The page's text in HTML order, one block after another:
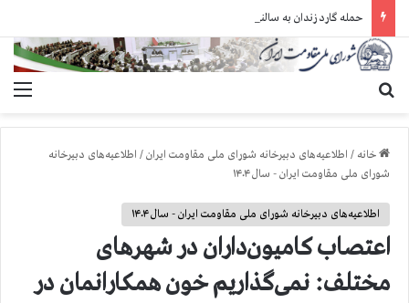
خانه / اطلاعیه‌های دبیرخانه شورای ملی مقاومت ایران/ اطلاعیه‌های دبیرخانه
شورای ملی مقاومت ایران - سال ۱۴۰۴
اطلاعیه‌های دبیرخانه شورای ملی مقاومت ایران - سال ۱۴۰۴
اعتصاب کامیون‌داران در شهرهای
مختلف: نمی‌گذاریم خون همکارانمان در